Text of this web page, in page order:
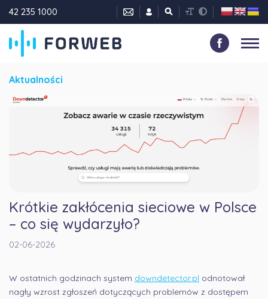
42 235 1000
Aktualności
Krótkie zakłócenia sieciowe w Polsce
– co się wydarzyło?
02-06-2026
W ostatnich godzinach system downdetector.pl odnotował
nagły wzrost zgłoszeń dotyczących problemów z dostępem